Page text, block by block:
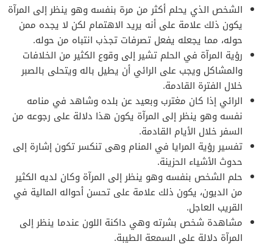
الشخص الذي يحلم أكثر من مرة بنفسه وهو ينظر إلى المرآة
يكون ذلك علامة على أنه يريد الاهتمام لكن لا يجده ممن
حوله، مما يجعله يفعل تصرفات تجذب انتباه من حوله.
رؤية المرآة في الحلم تشير إلى وقوع الكثير من الخلافات
والمشاكل ويجب على الرائي أن يطيل باله ويتحلى بالصبر
خلال الفترة القادمة.
الرائي إذا كان مغترب وبعيد عن بلده وشاهد في منامه
نفسه وهو ينظر إلى المرآة يكون هذا دلالة على رجوعه من
السفر خلال الأيام القادمة.
تفسير رؤية المرايا في المنام وهى تنكسر تكون إشارة إلى
حدوث الأشياء الحزينة.
حلم الشخص بنفسه وهو ينظر إلى المرآة وكان لديه الكثير
من الديون، يكون ذلك علامة على تحسن أحواله المالية في
القريب العاجل.
مشاهدة شخص بشرته وهي داكنة اللون عندما ينظر إلى
المرآة دلالة على السمعة الطيبة.